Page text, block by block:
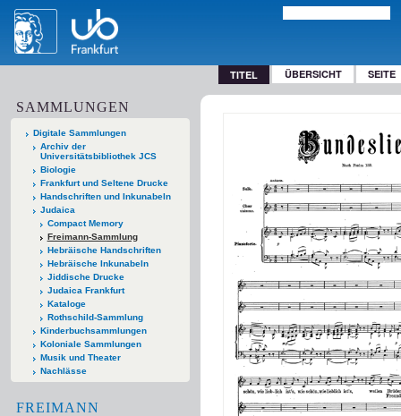
TITEL ÜBERSICHT SEITE
SAMMLUNGEN
Digitale Sammlungen
Archiv der
Universitätsbibliothek JCS
Biologie
Frankfurt und Seltene Drucke
Handschriften und Inkunabeln
Judaica
Compact Memory
Freimann-Sammlung
Hebräische Handschriften
Hebräische Inkunabeln
Jiddische Drucke
Judaica Frankfurt
Kataloge
Rothschild-Sammlung
Kinderbuchsammlungen
Koloniale Sammlungen
Musik und Theater
Nachlässe
FREIMANN